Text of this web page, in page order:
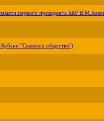
первого президента КБР
"Скаковое общество")